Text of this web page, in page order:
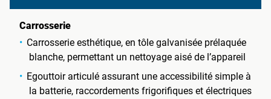
Carrosserie
Carrosserie esthétique, en tôle galvanisée prélaquée
blanche, permettant un nettoyage aisé de l’appareil
Egouttoir articulé assurant une accessibilité simple à
la batterie, raccordements frigorifiques et électriques